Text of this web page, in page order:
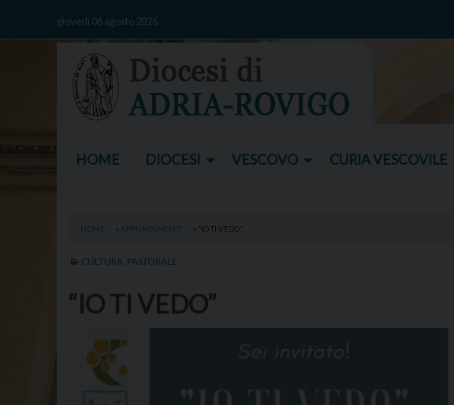
giovedì 06 agosto 2026
HOME DIOCESI VESCOVO CURIA VESCOVILE
HOME » APPUNTAMENTI » “IO TI VEDO”
CULTURA PASTORALE
“IO TI VEDO”